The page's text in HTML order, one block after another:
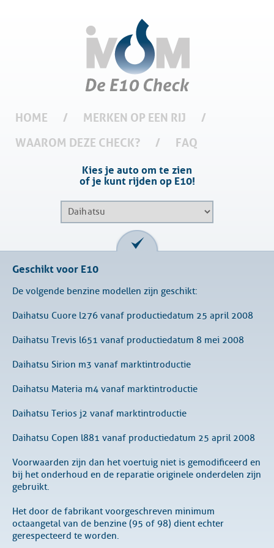
HOME / MERKEN OP EEN RIJ
/
WAAROM DEZE CHECK?
/ FAQ
Kies je auto om te zien
of je kunt rijden op E10!
Geschikt voor E10
De volgende benzine modellen zijn geschikt:
Daihatsu Cuore l276 vanaf productiedatum 25 april 2008
Daihatsu Trevis l651 vanaf productiedatum 8 mei 2008
Daihatsu Sirion m3 vanaf marktintroductie
Daihatsu Materia m4 vanaf marktintroductie
Daihatsu Terios j2 vanaf marktintroductie
Daihatsu Copen l881 vanaf productiedatum 25 april 2008
Voorwaarden zijn dan het voertuig niet is gemodificeerd en
bij het onderhoud en de reparatie originele onderdelen zijn
gebruikt.
Het door de fabrikant voorgeschreven minimum
octaangetal van de benzine (95 of 98) dient echter
gerespecteerd te worden.